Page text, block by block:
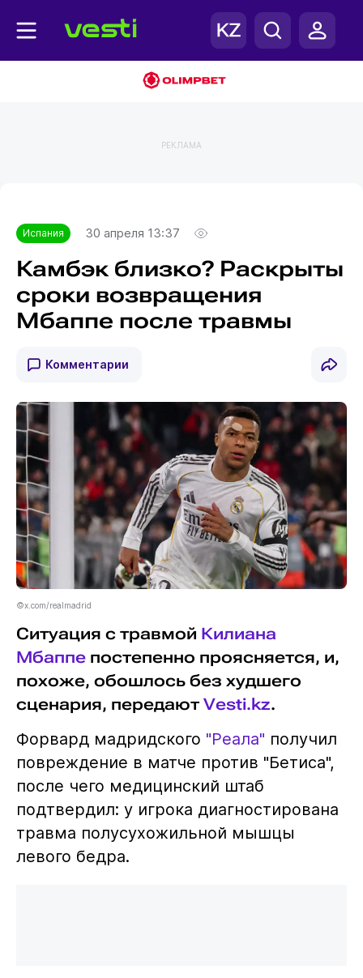
РЕКЛАМА
Испания 30 апреля 13:37
Камбэк близко? Раскрыты
сроки возвращения
Мбаппе после травмы
Комментарии
©x.com/realmadrid
Ситуация с травмой Килиана
Мбаппепостепенно проясняется, и,
похоже, обошлось без худшего
сценария, передают Vesti.kz.
Форвард мадридского "Реала" получил
повреждение в матче против "Бетиса",
после чего медицинский штаб
подтвердил: у игрока диагностирована
травма полусухожильной мышцы
левого бедра.